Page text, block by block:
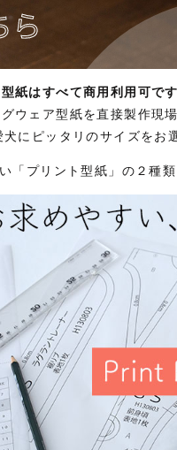
紙はすべて商用利用可です
ウェア型紙を直接製作現
にピッタリのサイズをお
プリント型紙」の２種類